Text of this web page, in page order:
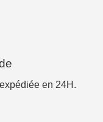
en 24H.